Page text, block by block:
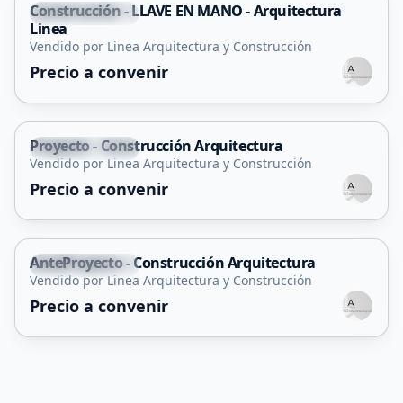
Villa Mercedes
Servicio
Construcción - LLAVE EN MANO - Arquitectura
Linea
Vendido por Linea Arquitectura y Construcción
Precio a convenir
Villa Mercedes
Servicio
Proyecto - Construcción Arquitectura
Vendido por Linea Arquitectura y Construcción
Precio a convenir
Villa Mercedes
Servicio
AnteProyecto - Construcción Arquitectura
Vendido por Linea Arquitectura y Construcción
Precio a convenir